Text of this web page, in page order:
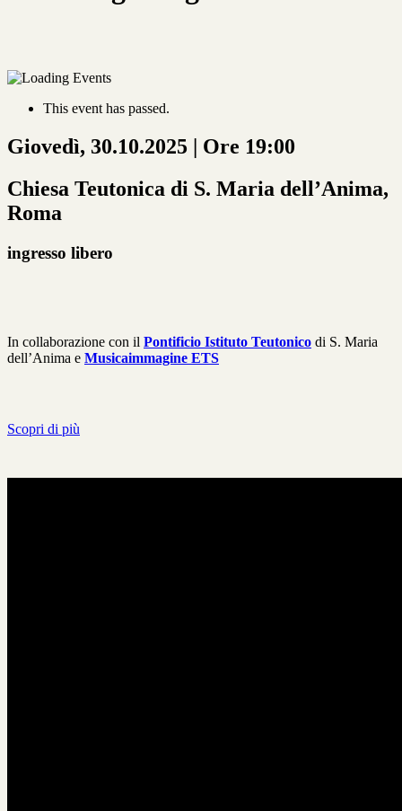
This event has passed.
Giovedì, 30.10.2025 | Ore 19:00
Chiesa Teutonica di S. Maria dell’Anima,
Roma
ingresso libero
In collaborazione con il Pontificio Istituto Teutonico di S. Maria
dell’Anima e Musicaimmagine ETS
Scopri di più